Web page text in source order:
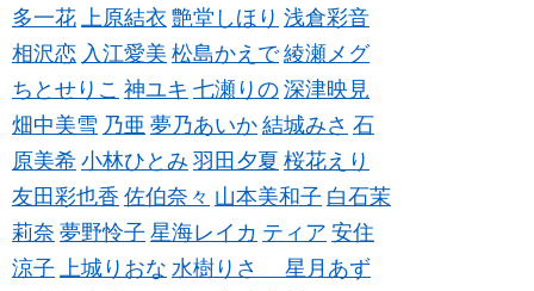
多一花 上原結衣 艶堂しほり 浅倉彩音
相沢恋 入江愛美 松島かえで 綾瀬メグ
ちとせりこ 神ユキ 七瀬りの 深津映見
畑中美雪 乃亜 夢乃あいか 結城みさ 石
原美希 小林ひとみ 羽田夕夏 桜花えり
友田彩也香 佐伯奈々 山本美和子 白石茉
莉奈 夢野怜子 星海レイカ ティア 安住
涼子 上城りおな 水樹りさ 星月あず